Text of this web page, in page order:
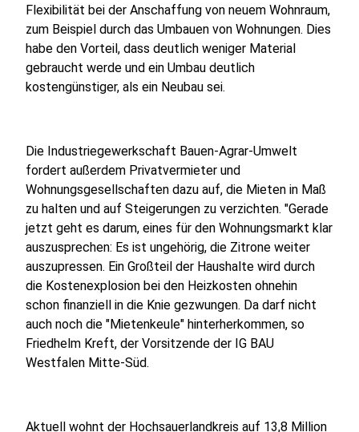
Flexibilität bei der Anschaffung von neuem Wohnraum,
zum Beispiel durch das Umbauen von Wohnungen. Dies
habe den Vorteil, dass deutlich weniger Material
gebraucht werde und ein Umbau deutlich
kostengünstiger, als ein Neubau sei.
Die Industriegewerkschaft Bauen-Agrar-Umwelt
fordert außerdem Privatvermieter und
Wohnungsgesellschaften dazu auf, die Mieten in Maß
zu halten und auf Steigerungen zu verzichten. "Gerade
jetzt geht es darum, eines für den Wohnungsmarkt klar
auszusprechen: Es ist ungehörig, die Zitrone weiter
auszupressen. Ein Großteil der Haushalte wird durch
die Kostenexplosion bei den Heizkosten ohnehin
schon finanziell in die Knie gezwungen. Da darf nicht
auch noch die "Mietenkeule" hinterherkommen, so
Friedhelm Kreft, der Vorsitzende der IG BAU
Westfalen Mitte-Süd.
Aktuell wohnt der Hochsauerlandkreis auf 13,8 Million